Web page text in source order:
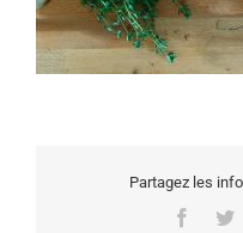
Partagez les